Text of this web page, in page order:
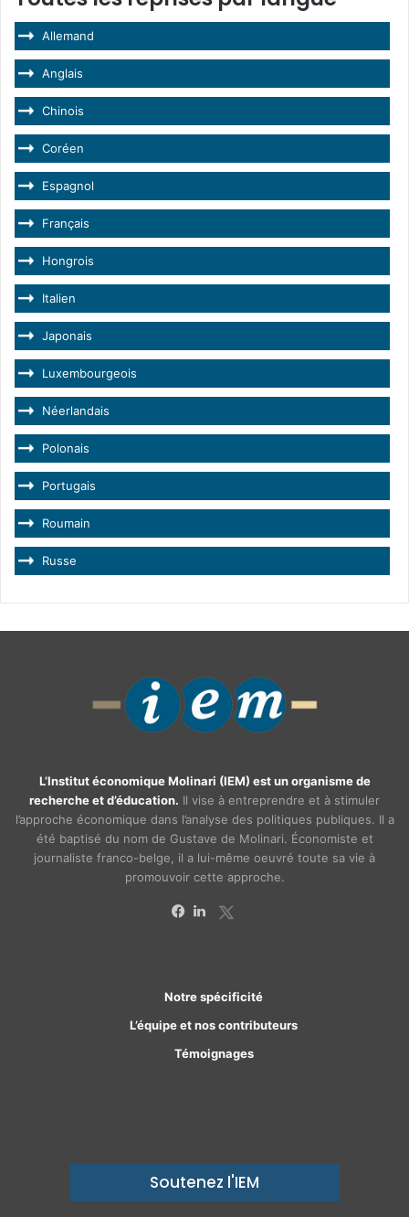
Allemand
Anglais
Chinois
Coréen
Espagnol
Français
Hongrois
Italien
Japonais
Luxembourgeois
Néerlandais
Polonais
Portugais
Roumain
Russe
L’Institut économique Molinari (IEM) est un organisme de
recherche et d’éducation. Il vise à entreprendre et à stimuler
l’approche économique dans l’analyse des politiques publiques. Il a
été baptisé du nom de Gustave de Molinari. Économiste et
journaliste franco-belge, il a lui-même oeuvré toute sa vie à
promouvoir cette approche.
Notre spécificité
L’équipe et nos contributeurs
Témoignages
Soutenez l'IEM